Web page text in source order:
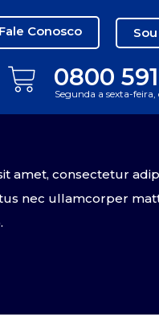
Fale Conosco
0800
Segunda a sexta-
amet, consectetur
nec ullamcorper